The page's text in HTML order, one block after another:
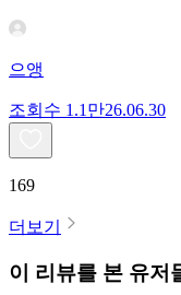
으앵
조회수 1.1만26.06.30
169
더보기
이 리뷰를 본 유저